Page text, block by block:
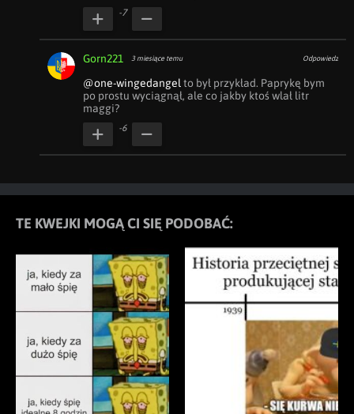
-7
Gorn221 3 miesiące temu Odpowiedz
@one-wingedangel to był przykład. Paprykę bym
po prostu wyciągnął, ale co jakby ktoś wlał litr
maggi?
-6
TE KWEJKI MOGĄ CI SIĘ PODOBAĆ: